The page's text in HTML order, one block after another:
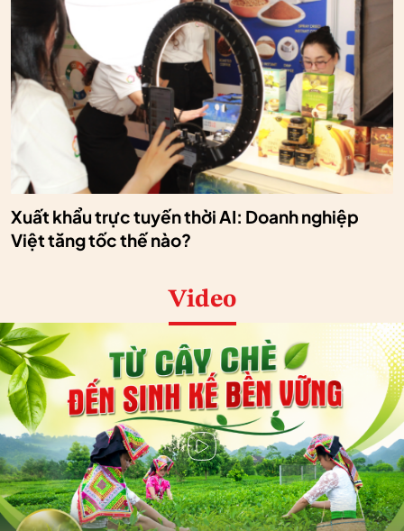
Xuất khẩu trực tuyến thời AI: Doanh nghiệp
Việt tăng tốc thế nào?
Video